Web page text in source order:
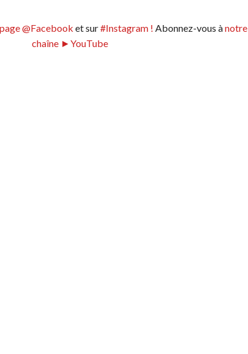
@Facebook et sur#Instagram ! Abonnez-vous ànotre
chaîne ►YouTube